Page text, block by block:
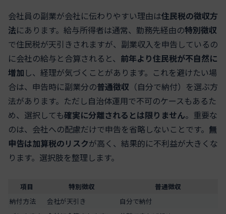
会社員の副業が会社に伝わりやすい理由は住民税の徴収方
法にあります。給与所得者は通常、勤務先経由の特別徴収
で住民税が天引きされますが、副業収入を申告しているの
に会社の給与と合算されると、 前年より住民税が不自然に
増加 し、経理が気づくことがあります。これを避けたい場
合は、申告時に副業分の普通徴収 （自分で納付）を選ぶ方
法があります。ただし自治体運用で不可のケースもあるた
め、選択しても確実に分離されるとは限りません。重要な
のは、会社への配慮だけで申告を省略しないことです。 無
申告は加算税のリスクが高く、結果的に不利益が大きくな
ります。選択肢を整理します。
項目 特別徴収
普通徴収
納付方法
会社が天引き
自分で納付